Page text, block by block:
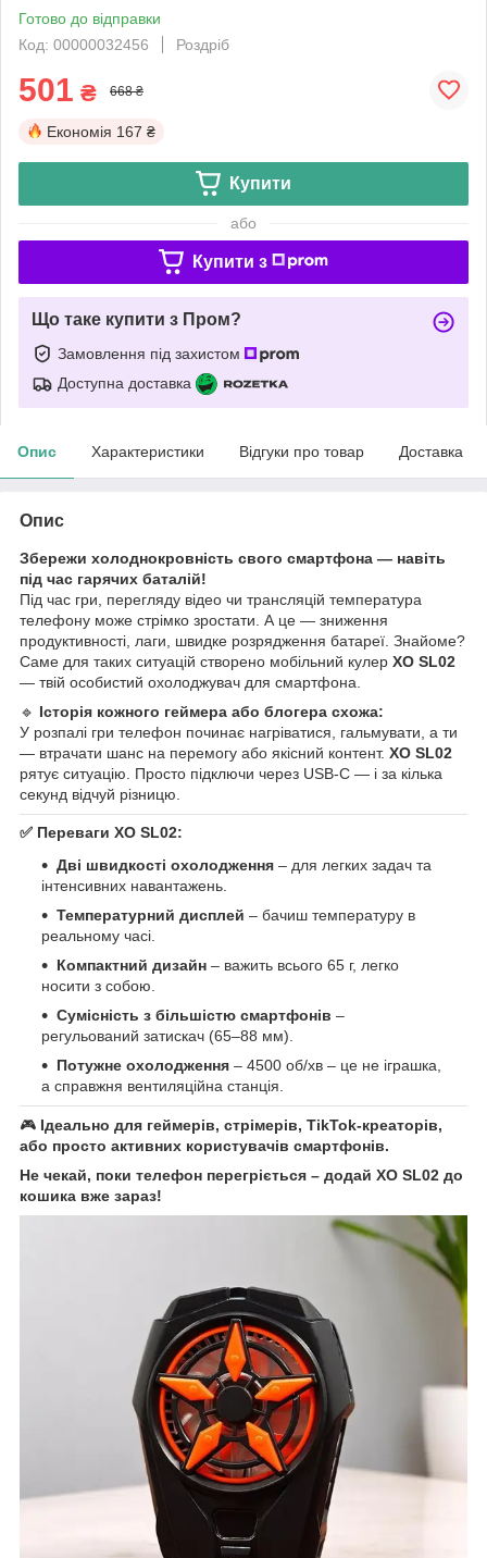
Готово до відправки
Код: 00000032456
Роздріб
501 ₴ 668 ₴
Економія 167 ₴
Купити
або
Купити з
Що таке купити з Пром?
Замовлення під захистом
Доступна доставка
Опис Характеристики Відгуки про товар Доставка
Опис
Збережи холоднокровність свого смартфона — навіть
під час гарячих баталій!
Під час гри, перегляду відео чи трансляцій температура
телефону може стрімко зростати. А це — зниження
продуктивності, лаги, швидке розрядження батареї. Знайоме?
Саме для таких ситуацій створено мобільний кулер XO SL02
— твій особистий охолоджувач для смартфона.
🔹 Історія кожного геймера або блогера схожа:
У розпалі гри телефон починає нагріватися, гальмувати, а ти
— втрачати шанс на перемогу або якісний контент. XO SL02
рятує ситуацію. Просто підключи через USB-C — і за кілька
секунд відчуй різницю.
✅ Переваги XO SL02:
Дві швидкості охолодження – для легких задач та
інтенсивних навантажень.
Температурний дисплей – бачиш температуру в
реальному часі.
Компактний дизайн – важить всього 65 г, легко
носити з собою.
Сумісність з більшістю смартфонів –
регульований затискач (65–88 мм).
Потужне охолодження – 4500 об/хв – це не іграшка,
а справжня вентиляційна станція.
🎮 Ідеально для геймерів, стрімерів, TikTok-креаторів,
або просто активних користувачів смартфонів.
Не чекай, поки телефон перегріється – додай XO SL02 до
кошика вже зараз!